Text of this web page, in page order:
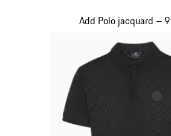
Add Polo jacquard –
Diapositiva 5 de 20